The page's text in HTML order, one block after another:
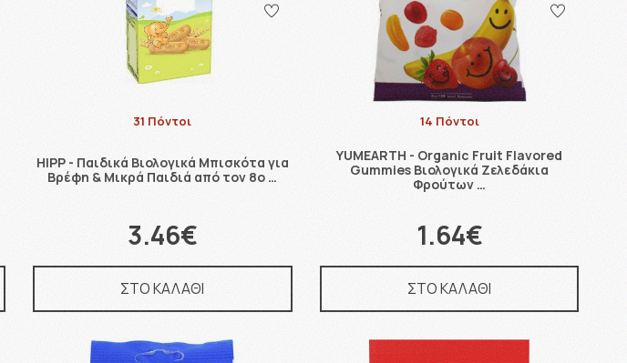
31 Πόντοι
HIPP - Παιδικά Βιολογικά Μπισκότα για
Βρέφη & Μικρά Παιδιά από τον 8ο …
3.46€
ΣΤΟ ΚΑΛΑΘΙ
14 Πόντοι
YUMEARTH - Organic Fruit Flavored
Gummies Βιολογικά Ζελεδάκια
Φρούτων …
1.64€
ΣΤΟ ΚΑΛΑΘΙ